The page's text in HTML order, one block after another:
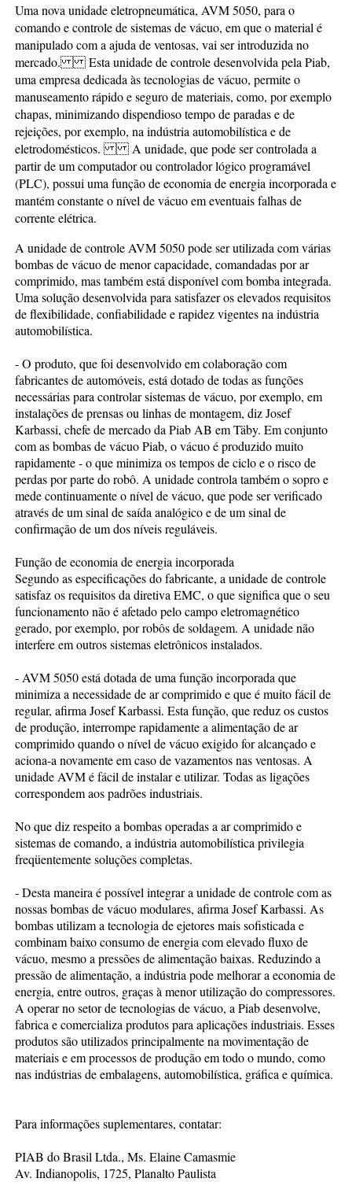
Uma nova unidade eletropneumática, AVM 5050, para o
comando e controle de sistemas de vácuo, em que o material é
manipulado com a ajuda de ventosas, vai ser introduzida no
mercado. Esta unidade de controle desenvolvida pela Piab,
uma empresa dedicada às tecnologias de vácuo, permite o
manuseamento rápido e seguro de materiais, como, por exemplo
chapas, minimizando dispendioso tempo de paradas e de
rejeições, por exemplo, na indústria automobilística e de
eletrodomésticos. A unidade, que pode ser controlada a
partir de um computador ou controlador lógico programável
(PLC), possui uma função de economia de energia incorporada e
mantém constante o nível de vácuo em eventuais falhas de
corrente elétrica.
A unidade de controle AVM 5050 pode ser utilizada com várias
bombas de vácuo de menor capacidade, comandadas por ar
comprimido, mas também está disponível com bomba integrada.
Uma solução desenvolvida para satisfazer os elevados requisitos
de flexibilidade, confiabilidade e rapidez vigentes na indústria
automobilística.
- O produto, que foi desenvolvido em colaboração com
fabricantes de automóveis, está dotado de todas as funções
necessárias para controlar sistemas de vácuo, por exemplo, em
instalações de prensas ou linhas de montagem, diz Josef
Karbassi, chefe de mercado da Piab AB em Täby. Em conjunto
com as bombas de vácuo Piab, o vácuo é produzido muito
rapidamente - o que minimiza os tempos de ciclo e o risco de
perdas por parte do robô. A unidade controla também o sopro e
mede continuamente o nível de vácuo, que pode ser verificado
através de um sinal de saída analógico e de um sinal de
confirmação de um dos níveis reguláveis.
Função de economia de energia incorporada
Segundo as especificações do fabricante, a unidade de controle
satisfaz os requisitos da diretiva EMC, o que significa que o seu
funcionamento não é afetado pelo campo eletromagnético
gerado, por exemplo, por robôs de soldagem. A unidade não
interfere em outros sistemas eletrônicos instalados.
- AVM 5050 está dotada de uma função incorporada que
minimiza a necessidade de ar comprimido e que é muito fácil de
regular, afirma Josef Karbassi. Esta função, que reduz os custos
de produção, interrompe rapidamente a alimentação de ar
comprimido quando o nível de vácuo exigido for alcançado e
aciona-a novamente em caso de vazamentos nas ventosas. A
unidade AVM é fácil de instalar e utilizar. Todas as ligações
correspondem aos padrões industriais.
No que diz respeito a bombas operadas a ar comprimido e
sistemas de comando, a indústria automobilística privilegia
freqüentemente soluções completas.
- Desta maneira é possível integrar a unidade de controle com as
nossas bombas de vácuo modulares, afirma Josef Karbassi. As
bombas utilizam a tecnologia de ejetores mais sofisticada e
combinam baixo consumo de energia com elevado fluxo de
vácuo, mesmo a pressões de alimentação baixas. Reduzindo a
pressão de alimentação, a indústria pode melhorar a economia de
energia, entre outros, graças à menor utilização do compressores.
A operar no setor de tecnologias de vácuo, a Piab desenvolve,
fabrica e comercializa produtos para aplicações industriais. Esses
produtos são utilizados principalmente na movimentação de
materiais e em processos de produção em todo o mundo, como
nas indústrias de embalagens, automobilística, gráfica e química.
Para informações suplementares, contatar:
PIAB do Brasil Ltda., Ms. Elaine Camasmie
Av. Indianopolis, 1725, Planalto Paulista